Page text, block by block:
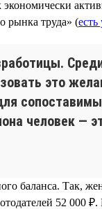
рынка труда» (
это
человек —
баланса. Так,
52